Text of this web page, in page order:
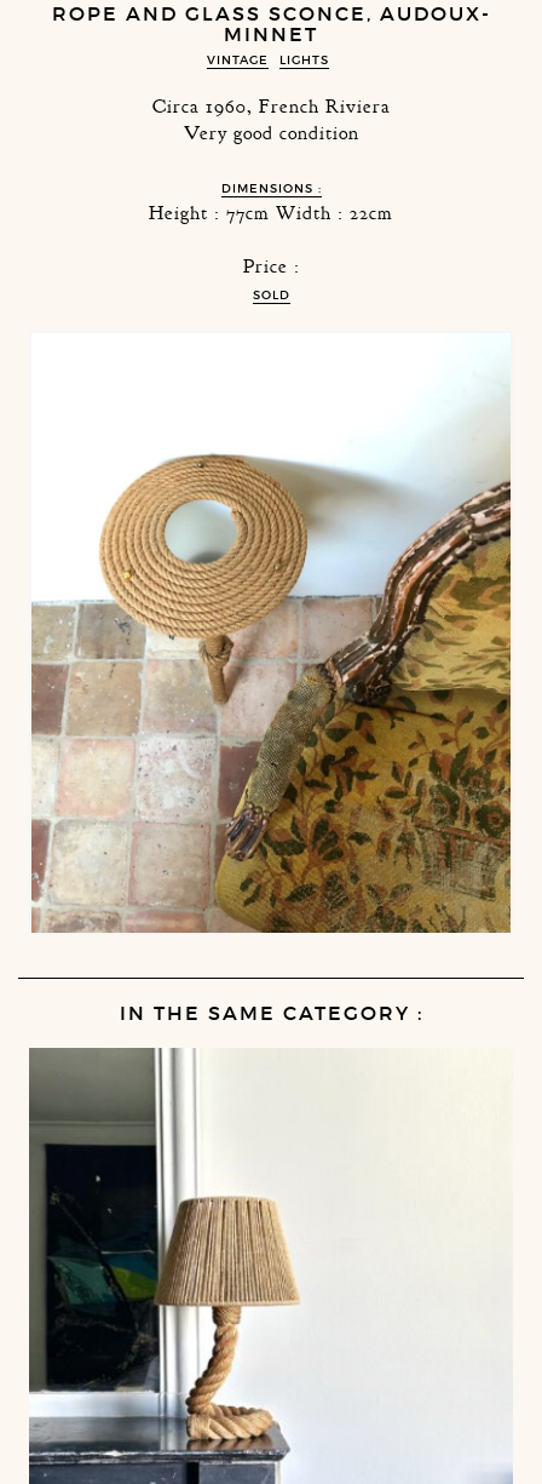
ROPE AND GLASS SCONCE, AUDOUX-
MINNET
VINTAGE LIGHTS
Circa 1960, French Riviera
Very good condition
DIMENSIONS :
Height : 77cm Width : 22cm
Price :
SOLD
IN THE SAME CATEGORY :